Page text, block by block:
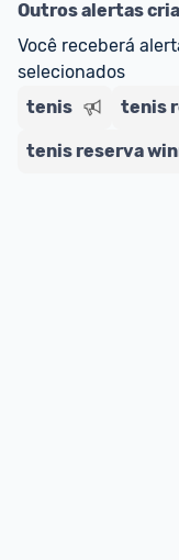
*Confira aqui as
Outros alertas
Você receberá
selecionados
tenis
tenis
tenis reserva